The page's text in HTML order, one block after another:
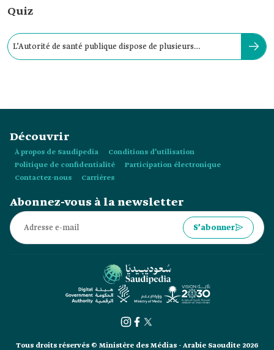
Quiz
L’Autorité de santé publique dispose de plusieurs
Découvrir
À propos de Saudipedia
Conditions d’utilisation
Politique de confidentialité
Participation électronique
Contactez-nous
Carrières
Abonnez-vous à la newsletter
S’abonner
Tous droits réservés © Ministère des Médias - Arabie Saoudite 2026